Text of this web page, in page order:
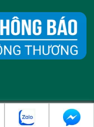
sở hữu và quản lý bởi:
- pylora.com